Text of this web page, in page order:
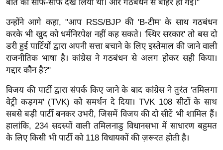
इं
डि
या
सा
हि
त्य
ज
ग
त
ऑ
बात को साफ-साफ देख लिया था। और गठबंधन से बाहर हो गई।"
उन्होंने आगे कहा, "आप RSS/BJP की 'B-टीम' के साथ गठबंधन
करके भी खुद को धर्मनिरपेक्ष नहीं कह सकते। 'स्थिर सरकार' तो बस दो
डरी हुई पार्टियों द्वारा अपनी सत्ता बचाने के लिए इस्तेमाल की जाने वाली
राजनीतिक भाषा है। कांग्रेस ने गठबंधन से अलग होकर सही किया।
गद्दार कौन है?"
विजय की पार्टी द्वारा संपर्क किए जाने के बाद कांग्रेस ने तुरंत 'तमिलगा
वेट्री कड़गम' (TVK) को समर्थन दे दिया। TVK 108 सीटों के साथ
सबसे बड़ी पार्टी बनकर उभरी, जिसमें विजय की दो सीटें भी शामिल हैं।
हालांकि, 234 सदस्यों वाली तमिलनाडु विधानसभा में साधारण बहुमत
के लिए किसी भी पार्टी को 118 विधायकों की ज़रूरत होती है।